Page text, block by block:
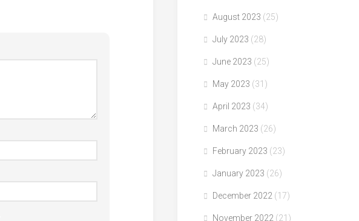
August 2023 (25)
July 2023 (28)
June 2023 (25)
May 2023 (31)
April 2023 (34)
March 2023 (26)
February 2023 (23)
January 2023 (26)
December 2022 (17)
November 2022 (21)